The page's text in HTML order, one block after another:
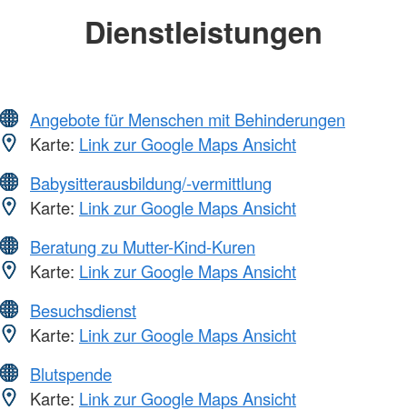
Dienstleistungen
Angebote für Menschen mit Behinderungen
Karte: Link zur Google Maps Ansicht
Babysitterausbildung/-vermittlung
Karte: Link zur Google Maps Ansicht
Beratung zu Mutter-Kind-Kuren
Karte: Link zur Google Maps Ansicht
Besuchsdienst
Karte: Link zur Google Maps Ansicht
Blutspende
Karte: Link zur Google Maps Ansicht